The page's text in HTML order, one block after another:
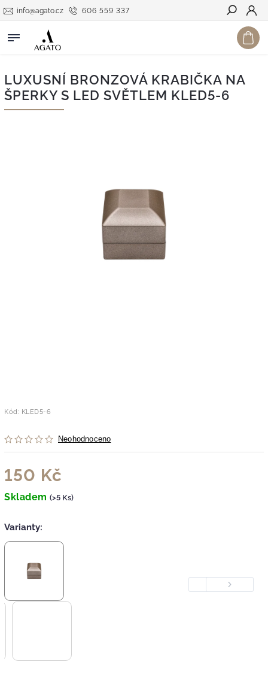
606 559 337
info@agato.cz
Hledat
LUXUSNÍ BRONZOVÁ KRABIČKA NA
ŠPERKY S LED SVĚTLEM KLED5-6
Kód: KLED5-6
Neohodnoceno
150 Kč
Skladem (>5 Ks)
Varianty:
Previous
Next